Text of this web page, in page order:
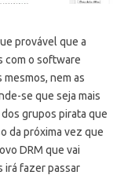
provável que a
com o software
nem as
se que seja mais
grupos pirata que
da próxima vez que
DRM que vai
irá fazer passar